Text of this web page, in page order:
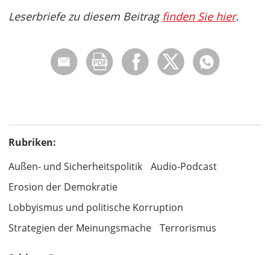
Leserbriefe zu diesem Beitrag finden Sie hier.
Rubriken:
Außen- und Sicherheitspolitik
Audio-Podcast
Erosion der Demokratie
Lobbyismus und politische Korruption
Strategien der Meinungsmache
Terrorismus